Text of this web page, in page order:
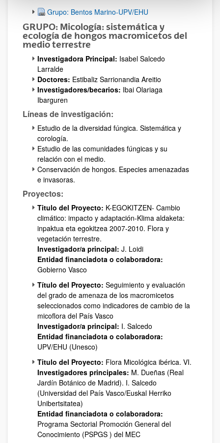
Grupo: Bentos Marino-UPV/EHU
GRUPO: Micología: sistemática y
ecología de hongos macromicetos del
medio terrestre
Investigadora Principal: Isabel Salcedo
Larralde
Doctores: Estibaliz Sarrionandia Areitio
Investigadores/becarios: Ibai Olariaga
Ibarguren
Líneas de investigación:
Estudio de la diversidad fúngica. Sistemática y
corología.
Estudio de las comunidades fúngicas y su
relación con el medio.
Conservación de hongos. Especies amenazadas
e invasoras.
Proyectos:
Titulo del Proyecto: K-EGOKITZEN- Cambio
climático: impacto y adaptación-Klima aldaketa:
inpaktua eta egokitzea 2007-2010. Flora y
vegetación terrestre.
Investigador/a principal: J. Loidi
Entidad financiadota o colaboradora:
Gobierno Vasco
Título del Proyecto: Seguimiento y evaluación
del grado de amenaza de los macromicetos
seleccionados como indicadores de cambio de la
micoflora del País Vasco
Investigador/a principal: I. Salcedo
Entidad financiadota o colaboradora:
UPV/EHU (Unesco)
Titulo del Proyecto: Flora Micológica ibérica. VI.
Investigadores principales: M. Dueñas (Real
Jardín Botánico de Madrid). I. Salcedo
(Universidad del País Vasco/Euskal Herriko
Unibertsitatea)
Entidad financiadota o colaboradora:
Programa Sectorial Promoción General del
Conocimiento (PSPGS ) del MEC